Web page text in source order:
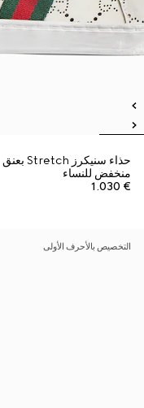
حذاء سنيكرز Stretch بعنق
منخفض للنساء
€ 1.030
التخصيص بالأحرف الأولى